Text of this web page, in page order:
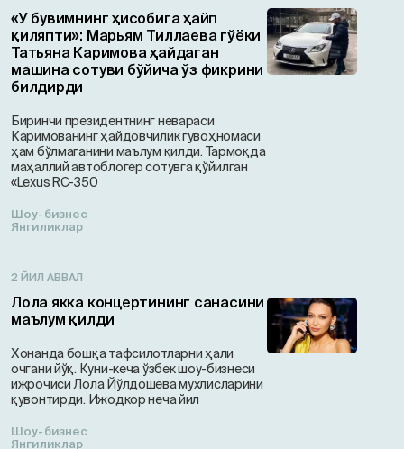
«У бувимнинг ҳисобига ҳайп
қиляпти»: Марьям Тиллаева гўёки
Татьяна Каримова ҳайдаган
машина сотуви бўйича ўз фикрини
билдирди
Биринчи президентнинг невараси
Каримованинг ҳайдовчилик гувоҳномаси
ҳам бўлмаганини маълум қилди. Тармоқда
маҳаллий автоблогер сотувга қўйилган
«Lexus RC-350
Шоу-бизнес
Янгиликлар
2 ЙИЛ АВВАЛ
Лола якка концертининг санасини
маълум қилди
Хонанда бошқа тафсилотларни ҳали
очгани йўқ. Куни-кеча ўзбек шоу-бизнеси
ижрочиси Лола Йўлдошева мухлисларини
қувонтирди. Ижодкор неча йил
Шоу-бизнес
Янгиликлар